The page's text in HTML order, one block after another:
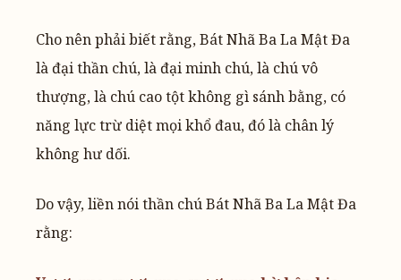
Cho nên phải biết rằng, Bát Nhã Ba La Mật Đa
là đại thần chú, là đại minh chú, là chú vô
thượng, là chú cao tột không gì sánh bằng, có
năng lực trừ diệt mọi khổ đau, đó là chân lý
không hư dối.
Do vậy, liền nói thần chú Bát Nhã Ba La Mật Đa
rằng: